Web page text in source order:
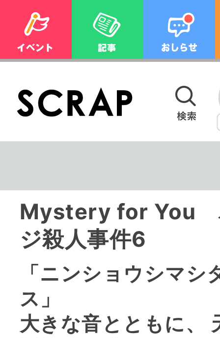
Mystery for You
ジ殺人事件6
「ニンショウシマシ
ス」
大きな音とともに、